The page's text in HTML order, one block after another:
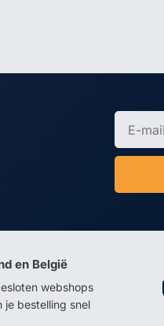
en België
webshops
je bestelling snel